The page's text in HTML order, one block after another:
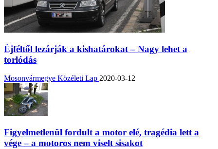
Éjféltől lezárják a kishatárokat – Nagy lehet a
torlódás
Mosonvármegye Közéleti Lap 2020-03-12
Figyelmetlenül fordult a motor elé, tragédia lett a
vége – a motoros nem viselt sisakot